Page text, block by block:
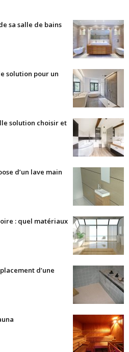
sa salle de bains
solution pour un
solution choisir et
d’un lave main
: quel matériaux
d’une